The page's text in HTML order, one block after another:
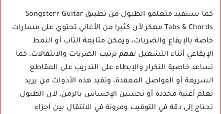
كما يستفيد متعلمو الطبول من تطبيق Songsterr Guitar
Tabs & Chords مهكر لأن كثيرا من الأغاني تحتوي على مسارات
خاصة بالإيقاع والضربات، ويمكن متابعة التاب أو النمط
الإيقاعي أثناء التشغيل لفهم ترتيب الضربات والانتقالات، كما
تساعد خاصية التكرار والإبطاء على التدريب على المقاطع
السريعة أو الفواصل المعقدة، وتفيد هذه الأدوات من يريد
تعلم أغنية محددة أو تحسين الإحساس بالزمن، لأن الطبول
تحتاج إلى دقة في التوقيت ومرونة في الانتقال بين أجزاء